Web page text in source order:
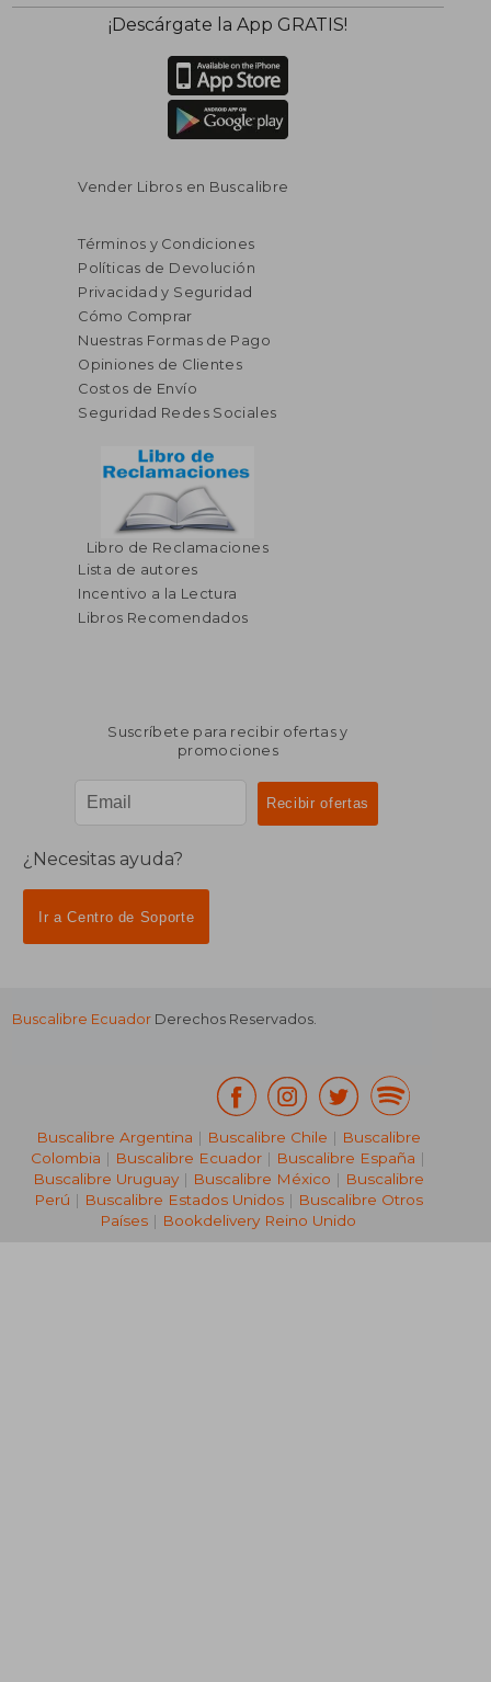
$ 18.85
45%
dcto.
$ 60.92
$ 33.51
¡Descárgate la App GRATIS!
Vender Libros en Buscalibre
Términos y Condiciones
Políticas de Devolución
Privacidad y Seguridad
Cómo Comprar
Nuestras Formas de Pago
Opiniones de Clientes
Costos de Envío
Seguridad Redes Sociales
Libro de Reclamaciones
Lista de autores
Incentivo a la Lectura
Libros Recomendados
Suscríbete para recibir ofertas y
promociones
¿Necesitas ayuda?
Ir a Centro de Soporte
Buscalibre Ecuador Derechos Reservados.
Buscalibre Argentina | Buscalibre Chile | Buscalibre
Colombia | Buscalibre Ecuador | Buscalibre España |
Buscalibre Uruguay| Buscalibre México | Buscalibre
Perú | Buscalibre Estados Unidos| Buscalibre Otros
Países | Bookdelivery Reino Unido